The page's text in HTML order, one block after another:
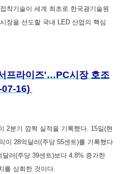
착기술이 세계 최초로 한국광기술원
장을 선도할 국내 LED 산업의 핵심
프라이즈'…PC시장 호조
16)
2분기 깜짝 실적을 기록했다. 15일(현
이 28억달러(주당 55센트)를 기록했다
러(주당 39센트)보다 4.8% 증가한
를 상회한 것이다.